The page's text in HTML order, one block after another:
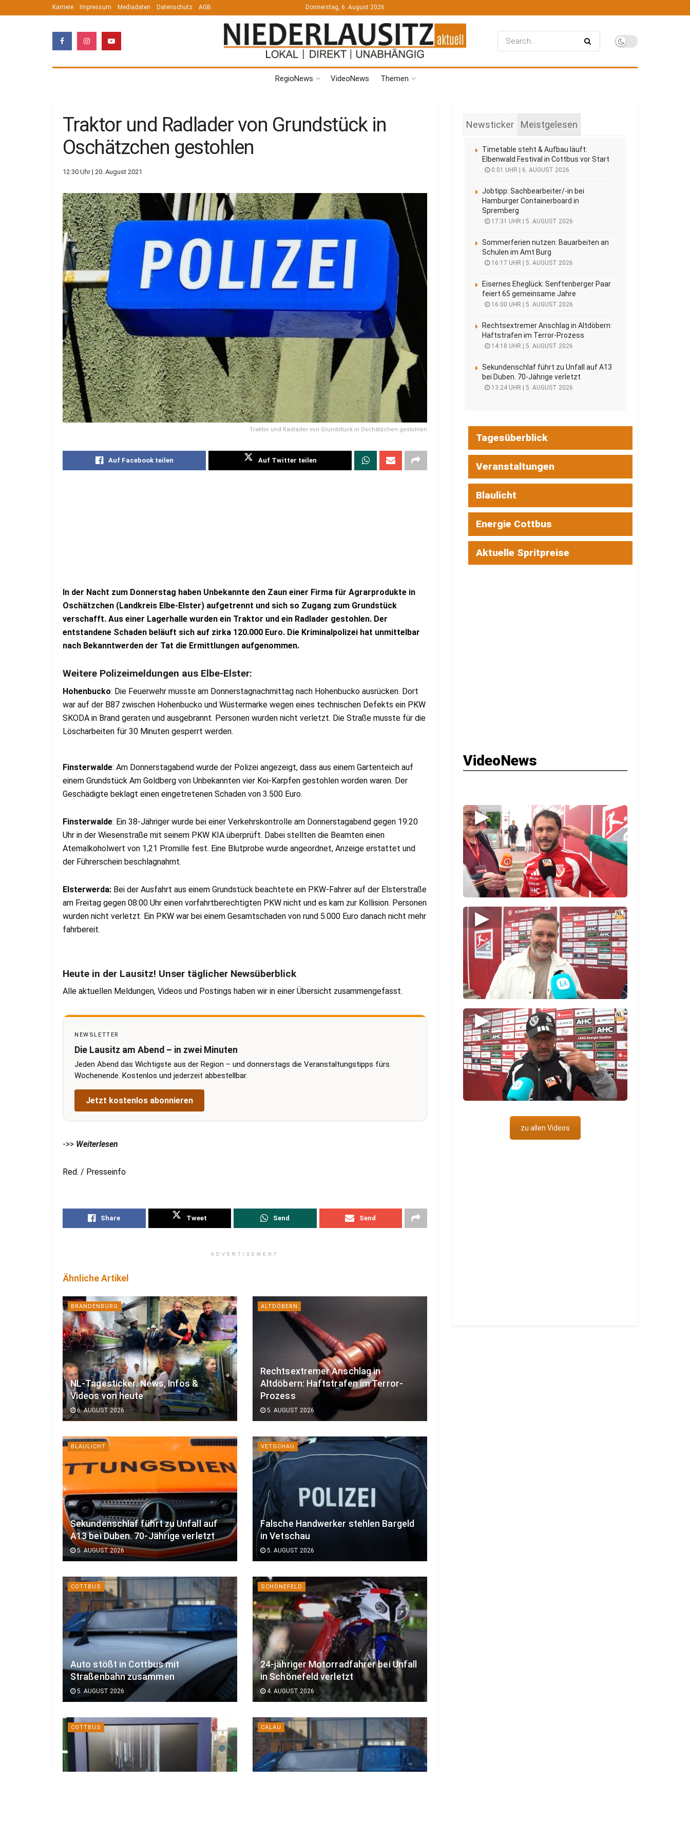
Karriere Impressum Mediadaten Datenschutz AGB Donnerstag, 6. August 2026
RegioNews VideoNews Themen
Traktor und Radlader von Grundstück in
Oschätzchen gestohlen
12:30 Uhr | 20. August 2021
Traktor und Radlader von Grundstück in Oschätzchen gestohlen
Auf Facebook teilen Auf Twitter teilen
In der Nacht zum Donnerstag haben Unbekannte den Zaun einer Firma für Agrarprodukte in
Oschätzchen (Landkreis Elbe-Elster) aufgetrennt und sich so Zugang zum Grundstück
verschafft. Aus einer Lagerhalle wurden ein Traktor und ein Radlader gestohlen. Der
entstandene Schaden beläuft sich auf zirka 120.000 Euro. Die Kriminalpolizei hat unmittelbar
nach Bekanntwerden der Tat die Ermittlungen aufgenommen.
Weitere Polizeimeldungen aus Elbe-Elster:
Hohenbucko: Die Feuerwehr musste am Donnerstagnachmittag nach Hohenbucko ausrücken. Dort
war auf der B87 zwischen Hohenbucko und Wüstermarke wegen eines technischen Defekts ein PKW
SKODA in Brand geraten und ausgebrannt. Personen wurden nicht verletzt. Die Straße musste für die
Löscharbeiten für 30 Minuten gesperrt werden.
Finsterwalde: Am Donnerstagabend wurde der Polizei angezeigt, dass aus einem Gartenteich auf
einem Grundstück Am Goldberg von Unbekannten vier Koi-Karpfen gestohlen worden waren. Der
Geschädigte beklagt einen eingetretenen Schaden von 3.500 Euro.
Finsterwalde: Ein 38-Jähriger wurde bei einer Verkehrskontrolle am Donnerstagabend gegen 19:20
Uhr in der Wiesenstraße mit seinem PKW KIA überprüft. Dabei stellten die Beamten einen
Atemalkoholwert von 1,21 Promille fest. Eine Blutprobe wurde angeordnet, Anzeige erstattet und
der Führerschein beschlagnahmt.
Elsterwerda: Bei der Ausfahrt aus einem Grundstück beachtete ein PKW-Fahrer auf der Elsterstraße
am Freitag gegen 08:00 Uhr einen vorfahrtberechtigten PKW nicht und es kam zur Kollision. Personen
wurden nicht verletzt. Ein PKW war bei einem Gesamtschaden von rund 5.000 Euro danach nicht mehr
fahrbereit.
Heute in der Lausitz! Unser täglicher Newsüberblick
Alle aktuellen Meldungen, Videos und Postings haben wir in einer Übersicht zusammengefasst.
NEWSLETTER
Die Lausitz am Abend – in zwei Minuten
Jeden Abend das Wichtigste aus der Region – und donnerstags die Veranstaltungstipps fürs
Wochenende. Kostenlos und jederzeit abbestellbar.
Jetzt kostenlos abonnieren
->> Weiterlesen
Red. / Presseinfo
Share Tweet Send Send
ADVERTISEMENT
Ähnliche Artikel
BRANDENBURG
NL-Tagesticker: News, Infos &
Videos von heute
6. AUGUST 2026
ALTDÖBERN
Rechtsextremer Anschlag in
Altdöbern: Haftstrafen im Terror-
Prozess
5. AUGUST 2026
BLAULICHT
Sekundenschlaf führt zu Unfall auf
A13 bei Duben. 70-Jährige verletzt
5. AUGUST 2026
VETSCHAU
Falsche Handwerker stehlen Bargeld
in Vetschau
5. AUGUST 2026
COTTBUS
Auto stößt in Cottbus mit
Straßenbahn zusammen
5. AUGUST 2026
SCHÖNEFELD
24-jähriger Motorradfahrer bei Unfall
in Schönefeld verletzt
4. AUGUST 2026
COTTBUS CALAU
Newsticker Meistgelesen
Timetable steht & Aufbau läuft:
Elbenwald Festival in Cottbus vor Start
0:01 UHR | 6. AUGUST 2026
Jobtipp: Sachbearbeiter/-in bei
Hamburger Containerboard in
Spremberg
17:31 UHR | 5. AUGUST 2026
Sommerferien nutzen: Bauarbeiten an
Schulen im Amt Burg
16:17 UHR | 5. AUGUST 2026
Eisernes Eheglück: Senftenberger Paar
feiert 65 gemeinsame Jahre
16:00 UHR | 5. AUGUST 2026
Rechtsextremer Anschlag in Altdöbern:
Haftstrafen im Terror-Prozess
14:18 UHR | 5. AUGUST 2026
Sekundenschlaf führt zu Unfall auf A13
bei Duben. 70-Jährige verletzt
13:24 UHR | 5. AUGUST 2026
Tagesüberblick
Veranstaltungen
Blaulicht
Energie Cottbus
Aktuelle Spritpreise
VideoNews
▶
▶
▶
zu allen Videos